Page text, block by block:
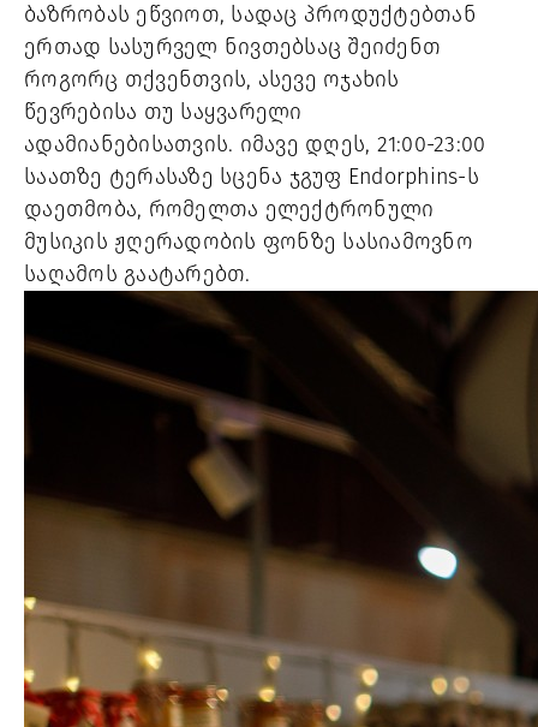
ბაზრობას ეწვიოთ, სადაც პროდუქტებთან
ერთად სასურველ ნივთებსაც შეიძენთ
როგორც თქვენთვის, ასევე ოჯახის
წევრებისა თუ საყვარელი
ადამიანებისათვის. იმავე დღეს, 21:00-23:00
საათზე ტერასაზე სცენა ჯგუფ Endorphins-ს
დაეთმობა, რომელთა ელექტრონული
მუსიკის ჟღერადობის ფონზე სასიამოვნო
საღამოს გაატარებთ.